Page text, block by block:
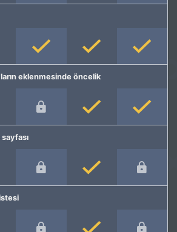
eklenmesinde öncelik